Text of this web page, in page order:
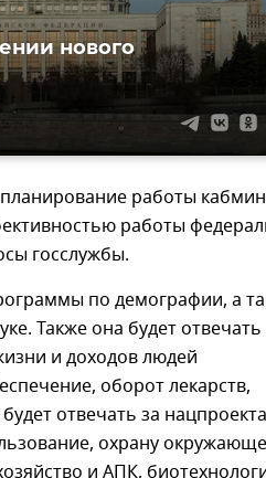
нового
работы
работы
госслужбы.
по демографии, а
Также она будет отвечать
и доходов людей
оборот лекарств,
отвечать за нацпроекта
охрану
и АПК,